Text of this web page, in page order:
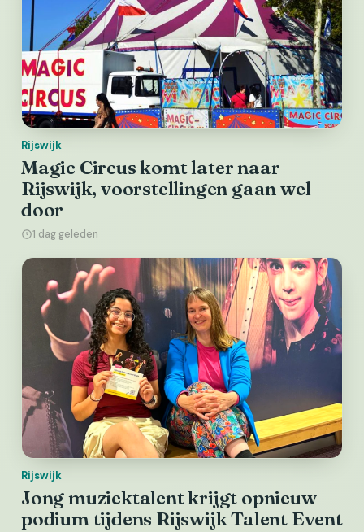
Rijswijk
Magic Circus komt later naar
Rijswijk, voorstellingen gaan wel
door
1 dag geleden
Rijswijk
Jong muziektalent krijgt opnieuw
podium tijdens Rijswijk Talent Event